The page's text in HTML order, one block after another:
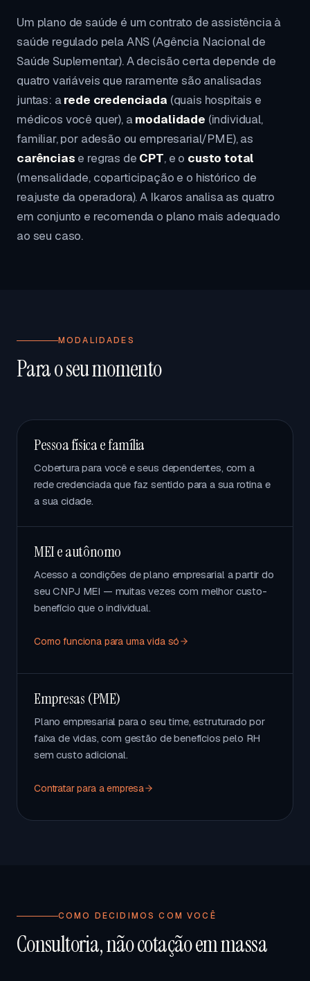
Um plano de saúde é um contrato de assistência à
saúde regulado pela ANS (Agência Nacional de
Saúde Suplementar). A decisão certa depende de
quatro variáveis que raramente são analisadas
juntas: a rede credenciada (quais hospitais e
médicos você quer), amodalidade (individual,
familiar, por adesão ou empresarial/PME), as
carências e regras de CPT, e o custo total
(mensalidade, coparticipação e o histórico de
reajuste da operadora). A Ikaros analisa as quatro
em conjunto e recomenda o plano mais adequado
ao seu caso.
MODALIDADES
Para o seu momento
Pessoa física e família
Cobertura para você e seus dependentes, com a
rede credenciada que faz sentido para a sua rotina e
a sua cidade.
MEI e autônomo
Acesso a condições de plano empresarial a partir do
seu CNPJ MEI — muitas vezes com melhor custo-
benefício que o individual.
Como funciona para uma vida só
Empresas (PME)
Plano empresarial para o seu time, estruturado por
faixa de vidas, com gestão de benefícios pelo RH
sem custo adicional.
Contratar para a empresa
COMO DECIDIMOS COM VOCÊ
Consultoria, não cotação em massa